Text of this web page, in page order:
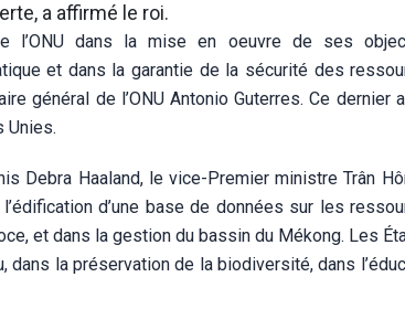
a affirmé le roi.
l’ONU dans la mise en oeuvre de ses
et dans la garantie de la sécurité des
général de l’ONU Antonio Guterres. Ce dernier
Unies.
Debra Haaland, le vice-Premier ministre Trân
d’une base de données sur les
et dans la gestion du bassin du Mékong. Les
dans la préservation de la biodiversité, dans